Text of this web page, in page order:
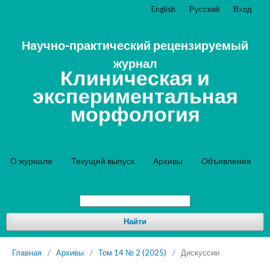
Научно-практический рецензируемый
журнал
Клиническая и
экспериментальная
морфология
О журнале Текущий выпуск Архивы Объявления
Найти
English Русский Вход
Главная / Архивы / Том 14 № 2 (2025) / Дискуссии